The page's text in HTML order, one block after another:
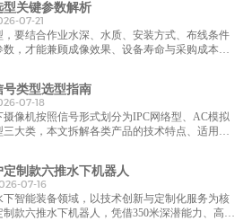
。关键参数解析
07-21
，要结合作业水深、水质、安装方式、布线条件
，才能兼顾成像效果、设备寿命与采购成本，
类型选型指南
07-18
像机按照信号形式划分为IPC网络型、AC模拟
三大类，本文拆解各类产品的技术特点、适用场
制款六推水下机器人
07-16
下智能装备领域，以技术创新与定制化服务为核
款六推水下机器人，凭借350米深潜能力、高清